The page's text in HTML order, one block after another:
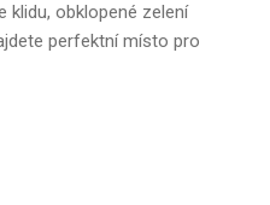
klidu, obklopené zelení
perfektní místo pro